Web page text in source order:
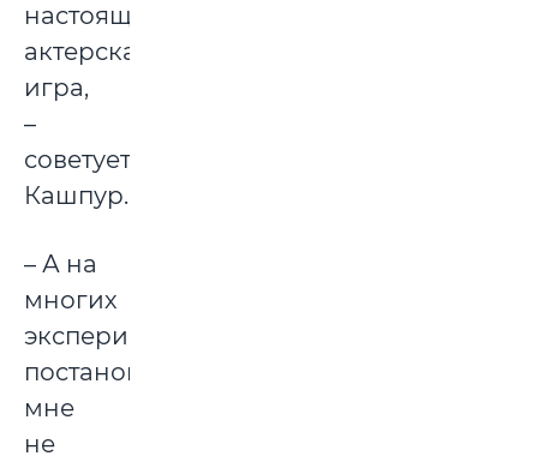
настоящая
актерская
игра,
–
советует
Кашпур.
– А на
многих
экспериментальных
постановках
мне
не